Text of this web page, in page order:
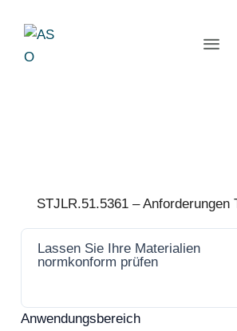
STJLR.51.5361 – Anforderungen
Lassen Sie Ihre Materialien
normkonform prüfen
Anwendungsbereich